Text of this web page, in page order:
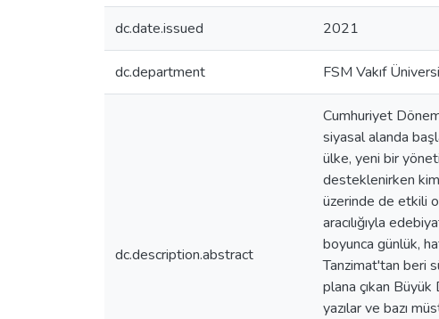
dc.date.issued 2021
dc.department FSM Vakıf
dc.description.abstract
Cumhuriyet
siyasal alanda
ülke, yeni bir
desteklenirken
üzerinde de etkili
aracılığıyla
boyunca günlük,
Tanzimat'tan beri
plana çıkan
yazılar ve bazı